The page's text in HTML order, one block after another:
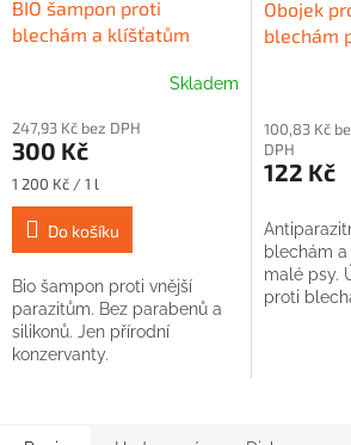
BIO šampon proti
blechám a klíšťatům
Skladem
247,93 Kč bez DPH
300 Kč
Měrná
cena:
1 200 Kč / 1 l
Do košíku
Bio šampon proti vnější
parazitům. Bez parabenů a
silikonů. Jen přírodní
konzervanty.
Obojek
blechám
100,83 Kč
DPH
122 Kč
blechám
malé psy.
proti